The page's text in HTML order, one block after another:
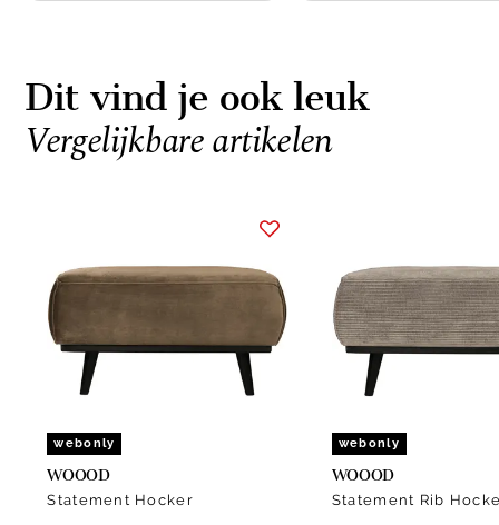
Dit vind je ook leuk
Vergelijkbare artikelen
webonly
WOOOD
Statement Hocker
webonly
WOOOD
Statement Rib